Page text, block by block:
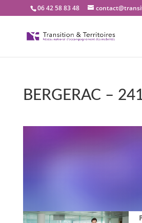
06 42 58 83 48
BERGERAC –
bureau